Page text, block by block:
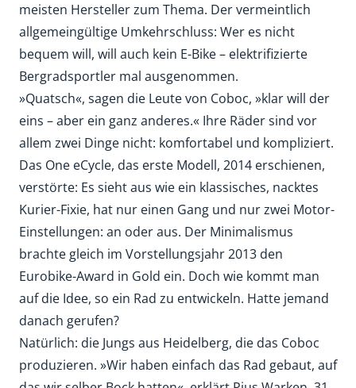
meisten Hersteller zum Thema. Der vermeintlich
allgemeingültige Umkehrschluss: Wer es nicht
bequem will, will auch kein E-Bike – elektrifizierte
Bergradsportler mal ausgenommen.
»Quatsch«, sagen die Leute von Coboc, »klar will der
eins – aber ein ganz anderes.« Ihre Räder sind vor
allem zwei Dinge nicht: komfortabel und kompliziert.
Das One eCycle, das erste Modell, 2014 erschienen,
verstörte: Es sieht aus wie ein klassisches, nacktes
Kurier-Fixie, hat nur einen Gang und nur zwei Motor-
Einstellungen: an oder aus. Der Minimalismus
brachte gleich im Vorstellungsjahr 2013 den
Eurobike-Award in Gold ein. Doch wie kommt man
auf die Idee, so ein Rad zu entwickeln. Hatte jemand
danach gerufen?
Natürlich: die Jungs aus Heidelberg, die das Coboc
produzieren. »Wir haben einfach das Rad gebaut, auf